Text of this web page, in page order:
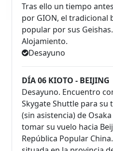
Tras ello un tiempo
por GION, el tradicional
popular por sus
Alojamiento.
Desayuno
DÍA 06 KIOTO - BEIJING
Desayuno. Encuentro
Skygate Shuttle para
(sin asistencia) de
tomar su vuelo hacia
República Popular